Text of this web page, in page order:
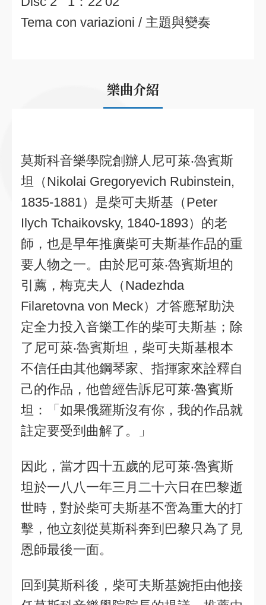
Tema con variazioni / 主題與變奏
樂曲介紹
莫斯科音樂學院創辦人尼可萊‧魯賓斯
坦（Nikolai Gregoryevich Rubinstein,
1835-1881）是柴可夫斯基（Peter
Ilych Tchaikovsky, 1840-1893）的老
師，也是早年推廣柴可夫斯基作品的重
要人物之一。由於尼可萊‧魯賓斯坦的
引薦，梅克夫人（Nadezhda
Filaretovna von Meck）才答應幫助決
定全力投入音樂工作的柴可夫斯基；除
了尼可萊‧魯賓斯坦，柴可夫斯基根本
不信任由其他鋼琴家、指揮家來詮釋自
己的作品，他曾經告訴尼可萊‧魯賓斯
坦：「如果俄羅斯沒有你，我的作品就
註定要受到曲解了。」
因此，當才四十五歲的尼可萊‧魯賓斯
坦於一八八一年三月二十六日在巴黎逝
世時，對於柴可夫斯基不啻為重大的打
擊，他立刻從莫斯科奔到巴黎只為了見
恩師最後一面。
回到莫斯科後，柴可夫斯基婉拒由他接